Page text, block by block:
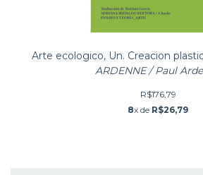
Arte ecologico, Un. Creacion
ARDENNE / Paul
R$176,79
8x de R$26,79